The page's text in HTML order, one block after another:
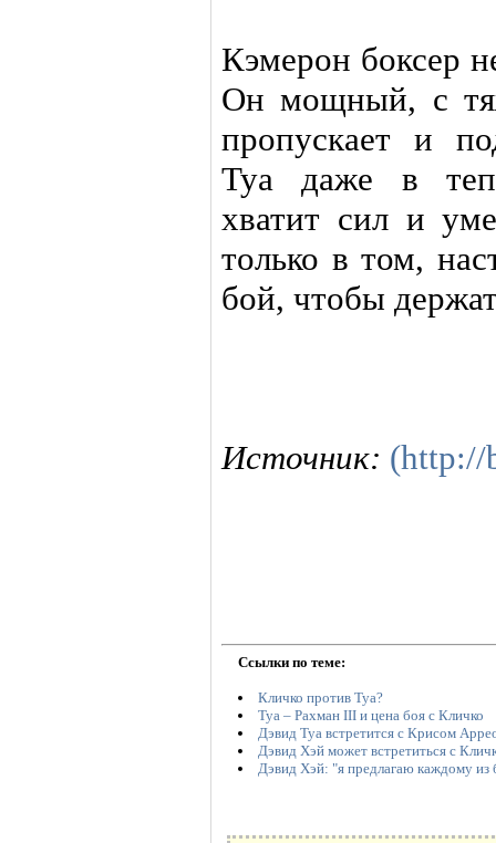
Кэмерон боксер
Он мощный, с
пропускает и
Туа даже в
хватит сил и
только в том,
бой, чтобы
Источник: (http://
Ссылки по теме:
Кличко против Туа?
Туа – Рахман III и цена боя с Кличко
Дэвид Туа встретится с Крисом
Дэвид Хэй может встретиться с
Дэвид Хэй: "я предлагаю каждому из